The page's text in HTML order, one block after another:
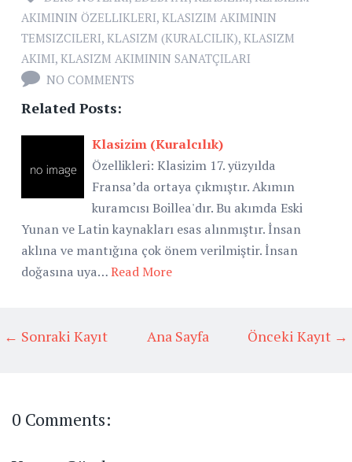
AKIMININ ÖZELLIKLERI, KLASIZIM AKIMININ
TEMSIZCILERI, KLASIZM (KURALCILIK), KLASIZM
AKIMI, KLASIZM AKIMININ SANATÇILARI
NO COMMENTS
Related Posts:
Klasizim (Kuralcılık)
Özellikleri: Klasizim 17. yüzyılda
Fransa’da ortaya çıkmıştır. Akımın
kuramcısı Boillea'dır. Bu akımda Eski
Yunan ve Latin kaynakları esas alınmıştır. İnsan
aklına ve mantığına çok önem verilmiştir. İnsan
doğasına uya…Read More
← Sonraki Kayıt Önceki Kayıt →
Ana Sayfa
0 Comments: